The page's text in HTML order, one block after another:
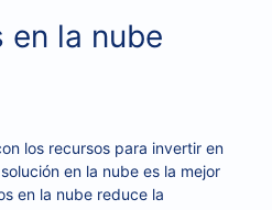
en la nube
los recursos para invertir en
en la nube es la mejor
en la nube reduce la